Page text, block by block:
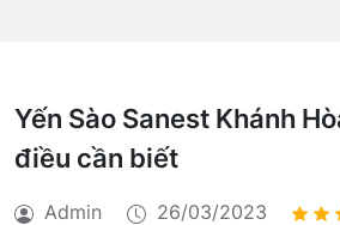
Yến Sào Sanest Khánh
điều cần biết
Admin 26/03/2023